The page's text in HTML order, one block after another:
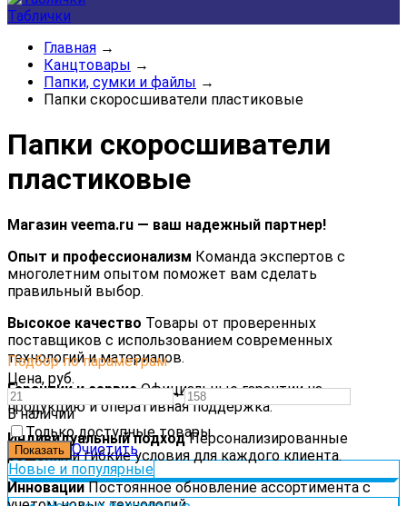
Таблички
Главная →
Канцтовары →
Папки, сумки и файлы →
Папки скоросшиватели пластиковые
Папки скоросшиватели
пластиковые
Магазин veema.ru — ваш надежный партнер!
Опыт и профессионализм Команда экспертов с
многолетним опытом поможет вам сделать
правильный выбор.
Высокое качество Товары от проверенных
поставщиков с использованием современных
технологий и материалов.
Гарантии и сервисОфициальные гарантии на
продукцию и оперативная поддержка.
Индивидуальный подходПерсонализированные
решения и гибкие условия для каждого клиента.
ИнновацииПостоянное обновление ассортимента с
Подбор по параметрам
Цена, руб.
—
В наличии
Только доступные товары
Очистить
Новые и популярные